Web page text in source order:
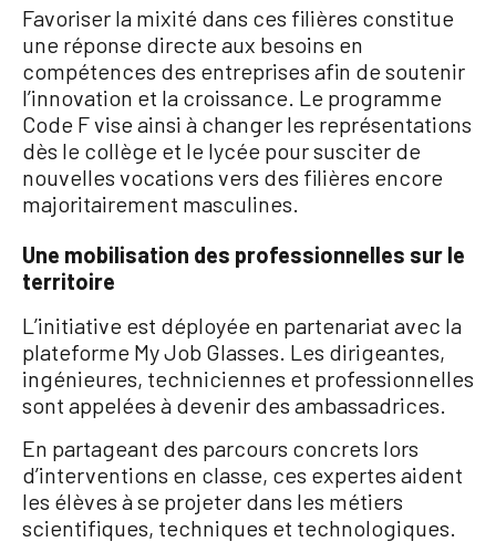
Favoriser la mixité dans ces filières constitue
une réponse directe aux besoins en
compétences des entreprises afin de soutenir
l’innovation et la croissance . Le programme
Code F vise ainsi à changer les représentations
dès le collège et le lycée pour susciter de
nouvelles vocations vers des filières encore
majoritairement masculines
Une mobilisation des professionnelles sur le
territoire
L’initiative est déployée en partenariat avec la
plateforme My Job Glasses. Les dirigeantes,
ingénieures, techniciennes et professionnelles
sont appelées à devenir des ambassadrices.
En partageant des parcours concrets lors
d’interventions en classe, ces expertes aident
les élèves à se projeter dans les métiers
scientifiques, techniques et technologiques